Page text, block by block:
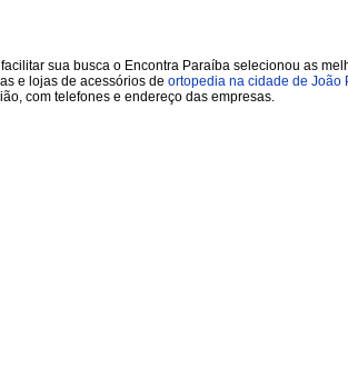
sua busca o Encontra Paraíba selecionou as
e lojas de acessórios de ortopedia na cidade de João
com telefones e endereço das empresas.